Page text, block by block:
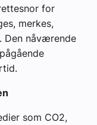
for
merkes,
Den nåværende
som CO2,